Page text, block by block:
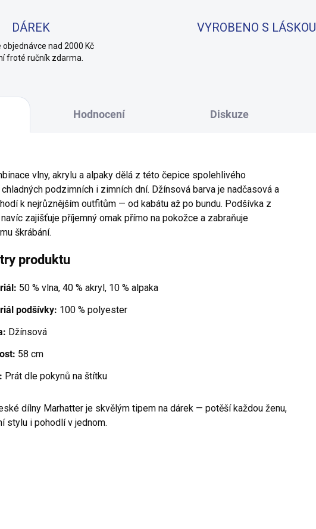
DÁREK
objednávce nad 2000 Kč
froté ručník zdarma.
VYROBENO S LÁSKOU
Hodnocení Diskuze
vlny, akrylu a alpaky dělá z této čepice spolehlivého
podzimních i zimních dní. Džínsová barva je nadčasová a
k nejrůznějším outfitům — od kabátu až po bundu. Podšívka z
zajišťuje příjemný omak přímo na pokožce a zabraňuje
škrábání.
produktu
50 % vlna, 40 % akryl, 10 % alpaka
podšívky: 100 % polyester
Džínsová
58 cm
Prát dle pokynů na štítku
dílny Marhatter je skvělým tipem na dárek — potěší každou ženu,
stylu i pohodlí v jednom.